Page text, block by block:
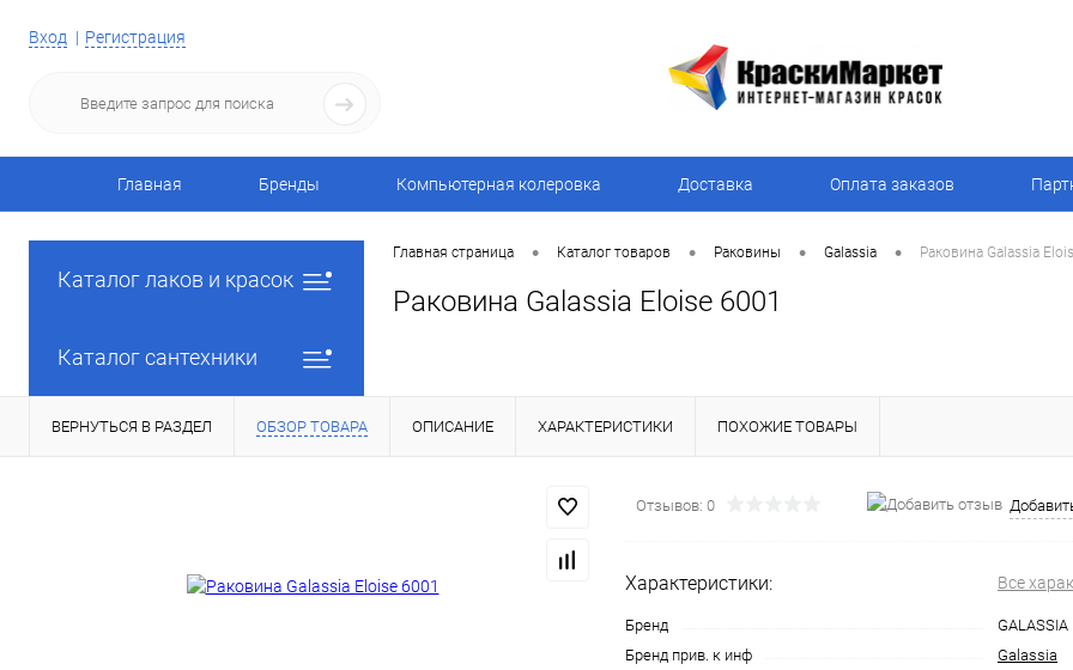
Вход Регистрация
Главная Бренды Компьютерная колеровка Доставка Оплата заказов
Каталог лаков и красок
Каталог сантехники
Главная страница • Каталог товаров • Раковины • Galassia • Раковина Galassia
Раковина Galassia Eloise 6001
ВЕРНУТЬСЯ В РАЗДЕЛ ОБЗОР ТОВАРА ОПИСАНИЕ ХАРАКТЕРИСТИКИ ПОХОЖИЕ ТОВАРЫ
Отзывов: 0
Характеристики: Все
Бренд
GALASSIA
Бренд прив. к инф
Galassia